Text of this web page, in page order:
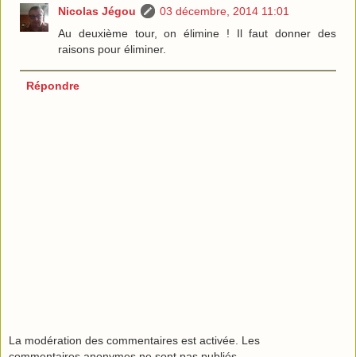
Nicolas Jégou
03 décembre, 2014 11:01
Au deuxième tour, on élimine ! Il faut donner des
raisons pour éliminer.
Répondre
La modération des commentaires est activée. Les